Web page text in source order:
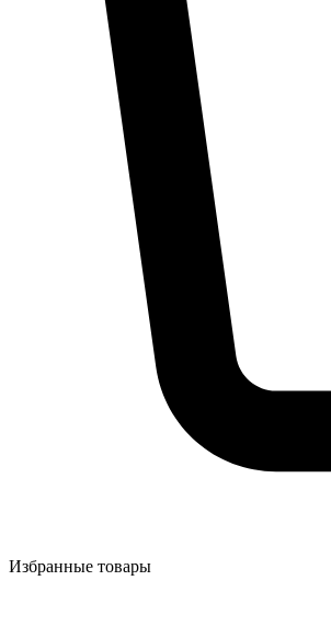
Избранные товары